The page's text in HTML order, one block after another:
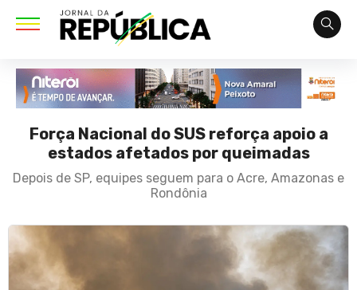
Força Nacional do SUS reforça apoio a
estados afetados por queimadas
Depois de SP, equipes seguem para o Acre, Amazonas e
Rondônia